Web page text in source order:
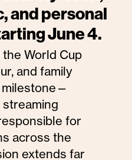
and personal
June 4.
World Cup
and family
milestone—
for
across the
extends far